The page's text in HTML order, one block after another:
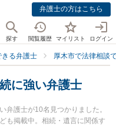
弁護士の方はこちら
探す 閲覧履歴 マイリスト ログイン
る弁護士 厚木市で法律相談
に強い弁護士
弁護士が10名見つかりました。
も掲載中。相続・遺言に関係す